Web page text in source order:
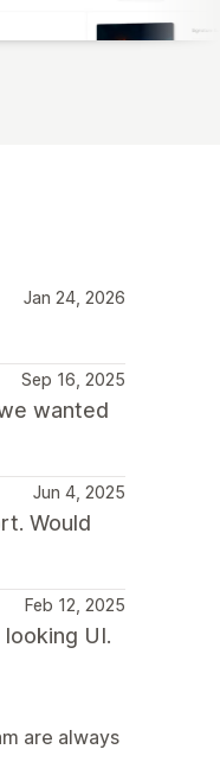
Jan 24, 2026
Sep 16, 2025
wanted
Jun 4, 2025
Would
Feb 12, 2025
UI.
are always